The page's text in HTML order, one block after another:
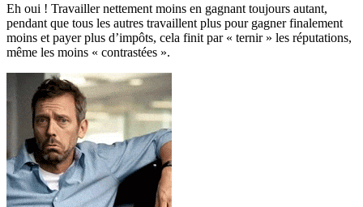
Eh oui ! Travailler nettement moins en gagnant toujours autant,
pendant que tous les autres travaillent plus pour gagner finalement
moins et payer plus d’impôts, cela finit par « ternir » les réputations,
même les moins « contrastées ».